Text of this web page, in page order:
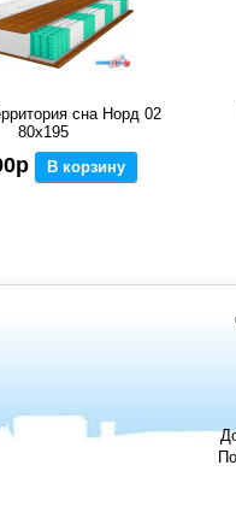
сна Норд 02
80x195
В корзину